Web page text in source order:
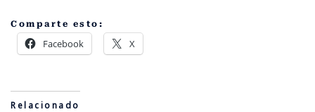
Comparte esto:
Facebook X
Relacionado